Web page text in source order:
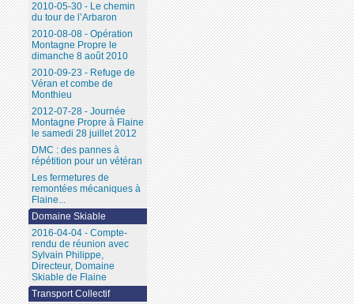
2010-05-30 - Le chemin
du tour de l’Arbaron
2010-08-08 - Opération
Montagne Propre le
dimanche 8 août 2010
2010-09-23 - Refuge de
Véran et combe de
Monthieu
2012-07-28 - Journée
Montagne Propre à Flaine
le samedi 28 juillet 2012
DMC : des pannes à
répétition pour un vétéran
Les fermetures de
remontées mécaniques à
Flaine...
Domaine Skiable
2016-04-04 - Compte-
rendu de réunion avec
Sylvain Philippe,
Directeur, Domaine
Skiable de Flaine
Transport Collectif